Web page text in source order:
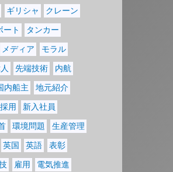
ギリシャ クレーン
ート タンカー
メディア モラル
先端技術 内航
内船主 地元紹介
採用 新入社員
環境問題 生産管理
英国 英語 表彰
雇用 電気推進